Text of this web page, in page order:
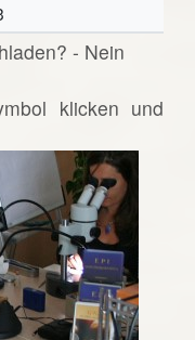
- Nein
klicken und